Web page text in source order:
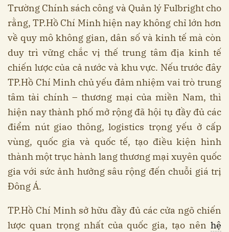
Trường Chính sách công và Quản lý Fulbright cho
rằng, TP.Hồ Chí Minh hiện nay không chỉ lớn hơn
về quy mô không gian, dân số và kinh tế mà còn
duy trì vững chắc vị thế trung tâm địa kinh tế
chiến lược của cả nước và khu vực. Nếu trước đây
TP.Hồ Chí Minh chủ yếu đảm nhiệm vai trò trung
tâm tài chính – thương mại của miền Nam, thì
hiện nay thành phố mở rộng đã hội tụ đầy đủ các
điểm nút giao thông, logistics trọng yếu ở cấp
vùng, quốc gia và quốc tế, tạo điều kiện hình
thành một trục hành lang thương mại xuyên quốc
gia với sức ảnh hưởng sâu rộng đến chuỗi giá trị
Đông Á.
TP.Hồ Chí Minh sở hữu đầy đủ các cửa ngõ chiến
lược quan trọng nhất của quốc gia, tạo nên hệ